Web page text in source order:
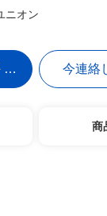
ニオン
る 今連絡
商